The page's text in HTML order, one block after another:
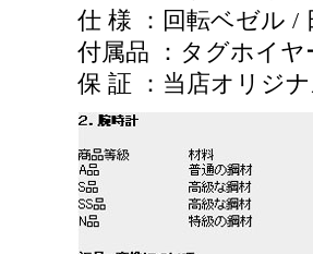
仕 様 ：回転ベゼル /
付属品 ：タグホイヤ
保 証 ：当店オリジ